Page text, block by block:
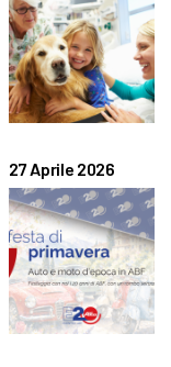
27 Aprile 2026